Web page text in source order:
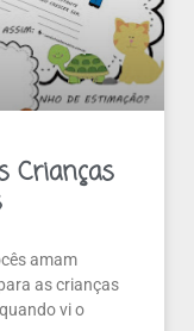
Crianças
amam
as crianças
vi o